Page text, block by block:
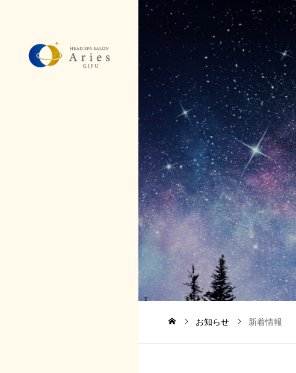
お知らせ 新着情報